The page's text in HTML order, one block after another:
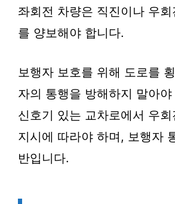
좌회전 차량은 직진이나 우
를 양보해야 합니다.
보행자 보호를 위해 도로를
자의 통행을 방해하지 말아야
신호기 있는 교차로에서 우
지시에 따라야 하며, 보행자
반입니다.